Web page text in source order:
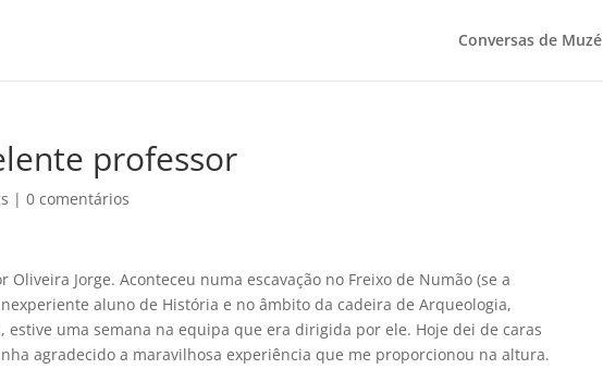
Conversas de Muzé
professor
|0 comentários
Jorge. Aconteceu numa escavação no Freixo de Numão (se a
aluno de História e no âmbito da cadeira de Arqueologia,
estive uma semana na equipa que era dirigida por ele. Hoje dei de caras
agradecido a maravilhosa experiência que me proporcionou na altura.